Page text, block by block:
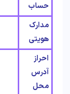
حساب
مدارک
هویتی
احراز
آدرس
محل